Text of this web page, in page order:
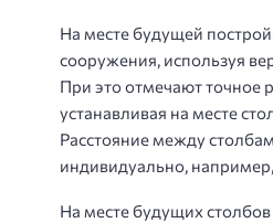
На месте будущей
сооружения, используя
При это отмечают точное
устанавливая на месте
Расстояние между
индивидуально,
На месте будущих